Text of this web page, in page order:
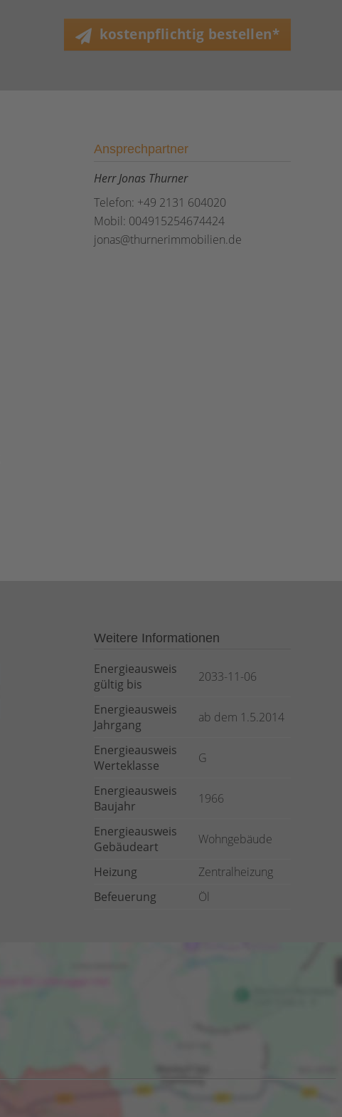
kostenpflichtig bestellen*
Ansprechpartner
Herr Jonas Thurner
Telefon: +49 2131 604020
Mobil: 004915254674424
jonas@thurnerimmobilien.de
Weitere Informationen
Energieausweis
gültig bis
2033-11-06
Energieausweis
Jahrgang
ab dem 1.5.2014
Energieausweis
Werteklasse
G
Energieausweis
Baujahr
1966
Energieausweis
Gebäudeart
Wohngebäude
Heizung
Zentralheizung
Befeuerung
Öl